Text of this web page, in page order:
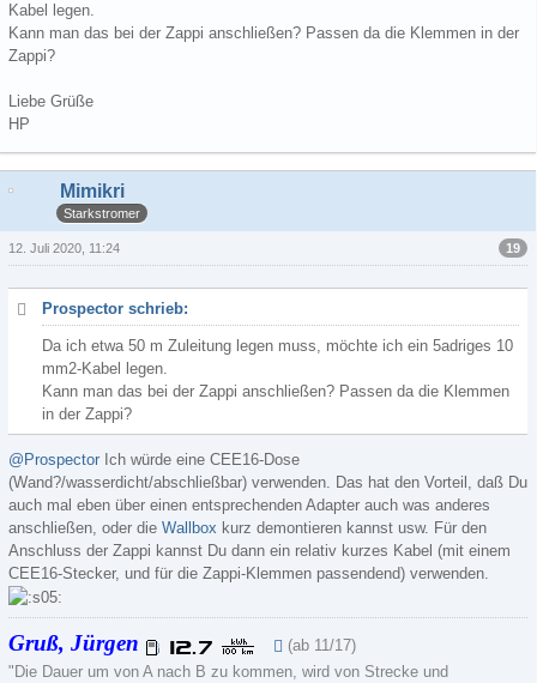
Kabel legen.
Kann man das bei der Zappi anschließen? Passen da die Klemmen in der
Zappi?
Liebe Grüße
HP
Mimikri
Starkstromer
19
12. Juli 2020, 11:24
Prospector schrieb:
Da ich etwa 50 m Zuleitung legen muss, möchte ich ein 5adriges 10
mm2-Kabel legen.
Kann man das bei der Zappi anschließen? Passen da die Klemmen
in der Zappi?
@Prospector Ich würde eine CEE16-Dose
(Wand?/wasserdicht/abschließbar) verwenden. Das hat den Vorteil, daß Du
auch mal eben über einen entsprechenden Adapter auch was anderes
anschließen, oder die Wallbox kurz demontieren kannst usw. Für den
Anschluss der Zappi kannst Du dann ein relativ kurzes Kabel (mit einem
CEE16-Stecker, und für die Zappi-Klemmen passendend) verwenden.
Gruß, Jürgen
(ab 11/17)
"Die Dauer um von A nach B zu kommen, wird von Strecke und